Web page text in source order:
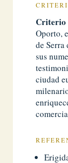
Criterio
Oporto,
de
sus
ciudad